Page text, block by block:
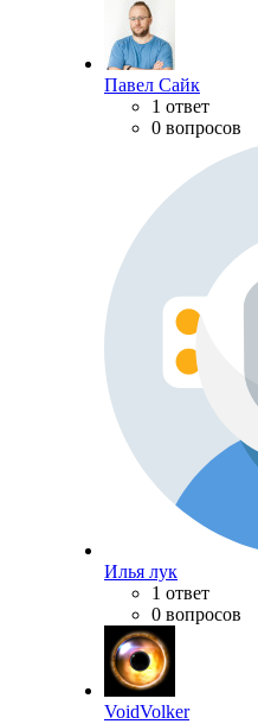
Павел Сайк
1 ответ
0 вопросов
Илья лук
1 ответ
0 вопросов
VoidVolker